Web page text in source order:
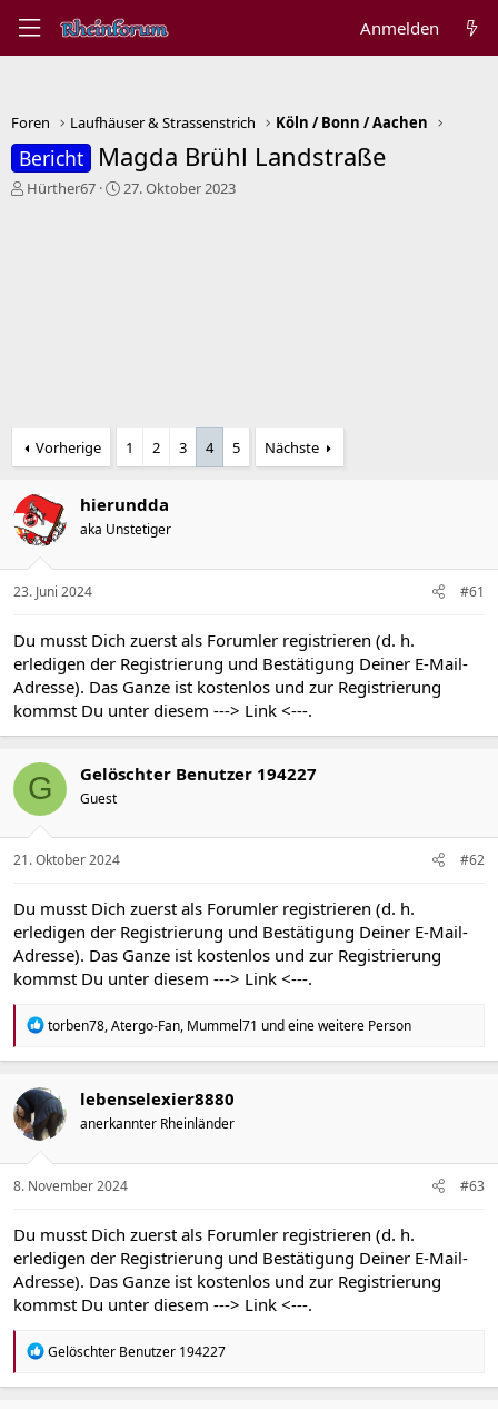
Anmelden
Foren Laufhäuser & Strassenstrich Köln / Bonn / Aachen
Bericht Magda Brühl Landstraße
E
Hürther67
E
27. Oktober 2023
Vorherige 1 2 3 4 5 Nächste
hierundda
aka Unstetiger
23. Juni 2024 #61
Du musst Dich zuerst als Forumler registrieren (d. h.
erledigen der Registrierung und Bestätigung Deiner E-Mail-
Adresse). Das Ganze ist kostenlos und zur Registrierung
kommst Du unter diesem ---> Link <---.
G Gelöschter Benutzer 194227
Guest
21. Oktober 2024 #62
Du musst Dich zuerst als Forumler registrieren (d. h.
erledigen der Registrierung und Bestätigung Deiner E-Mail-
Adresse). Das Ganze ist kostenlos und zur Registrierung
kommst Du unter diesem ---> Link <---.
R
a
t
i
o
e
n
torben78,Atergo-Fan, Mummel71 und eine weitere Person
lebenselexier8880
anerkannter Rheinländer
8. November 2024 #63
Du musst Dich zuerst als Forumler registrieren (d. h.
erledigen der Registrierung und Bestätigung Deiner E-Mail-
Adresse). Das Ganze ist kostenlos und zur Registrierung
kommst Du unter diesem ---> Link <---.
R
a
Gelöschter Benutzer 194227